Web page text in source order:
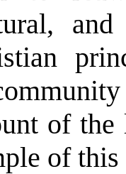
of
of this